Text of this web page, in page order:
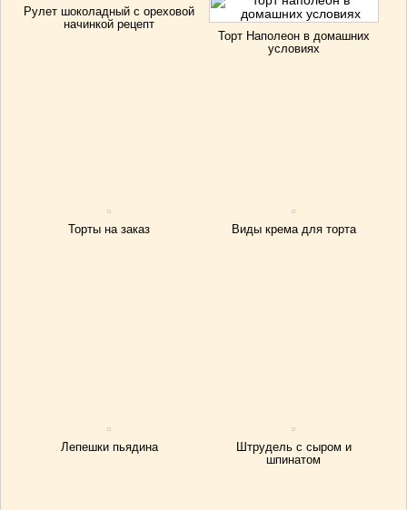
Рулет шоколадный с ореховой
начинкой рецепт
Торт Наполеон в домашних
условиях
Торты на заказ Виды крема для торта
Лепешки пьядина
Штрудель с сыром и
шпинатом